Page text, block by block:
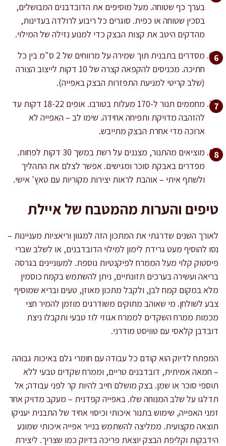
בערך כף שטוחה. מעל מוסיפים את הדובדבנים המבושלים,
בסכין שטוחה או כפית. סוגרים כל ריבוע לרולדה בעדינות,
מהדקים היטב את קצות הבצק כדי למנוע נזילה של המילוי.
מסדרים בתבנית תוך שמירה על מרווחים של 2 ס"מ בין כל
חתיכה. מכניסים להקפאה קצרה של 10 דקות לייצוב הצורה
(שלב קריטי למניעת התפזרות הבצק באפייה).
מחממים תנור ל-170 מעלות בטורבו. אופים 18-22 דקות עד
להזהבה מדויקת ותפיחה אחידה. שימו לב – האפייה לא
ארוכה מדי אחרת הבצק מתייבש.
מוציאים מהתנור, מצננים על רשת במשך 30 דקות לפחות.
מפדרים באבקת סוכר ומגישים. אפשר לצלם את התהליך
ולשתף איתי – אוהבת לראות יצירות מקוריות עם טאץ' אישי.
טיפים והערות מהמטבח של איילת
לאורך השנים שדרגתי את המתכון הזה למגוון וריאציות מעניינות –
נסו להוסיף מעט גרידת לימון למילוי הדובדבנים, או לשלב שברי
פיסטוק קלוי מעל הממרח לפיקנטיות נוספת. למעוניינים בגרסה
בריאה ועשירה בערכים תזונתיים, ניתן להשתמש בקמח כוסמין
מלא במקום קמח לבן, ולקבל מתכון מאוזן, טעים ובריא שמוסיף
צבע לשולחן. מי שאוהב מתוקים משודרגים מוזמן להמיר חצי
מכמות ממרח השקדים לממרח אגוזי לוז טבעי ותקבלו ניצת
דובדבן קלאסי עם טוויסט מודרני.
המפתח לדיוק הוא קודם כל עבודה עם חומרי גלם באיכות גבוהה
– חמאה אמיתית, דובדבנים טריים, וממרח שקדים טבעי ללא
תוספי סוכר או שמן. בצק מושלם חייב להיות קר לפני עבודה; אל
תדלגו על שלב המנוחה שלו. באפייה קפדנית – מעקב מדויק אחר
זמני האפייה, שימוש בתנור איכותי וכיסוי אחיד של התבנית יעניקו
תוצאה מקצועית. ממליצה להשתמש בנייר אפייה איכותי שמונע
הידבקות וקליפת הבצק יוצאת פריכה בדיוק כמו שצריך. ליצירת